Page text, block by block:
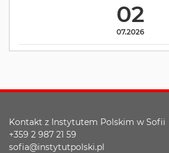
02
07.2026
Kontakt z Instytutem Polskim w Sofii
+359 2 987 21 59
sofia@instytutpolski.pl